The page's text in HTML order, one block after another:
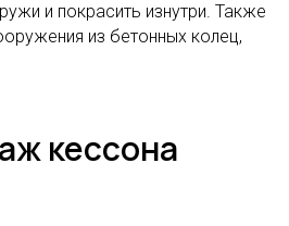
и покрасить изнутри. Также
из бетонных колец,
кессона